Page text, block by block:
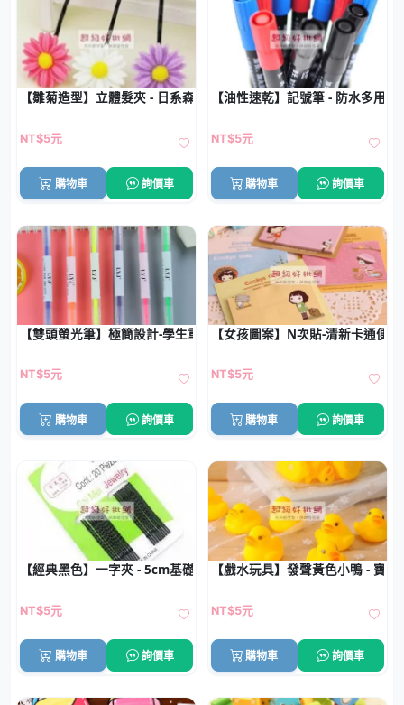
【雛菊造型】立體髮夾 - 日系森林風髮飾
NT$5元
購物車 詢價車
【油性速乾】記號筆 - 防水多用途
NT$5元
購物車 詢價車
【雙頭螢光筆】極簡設計-學生重點標記筆
NT$5元
購物車 詢價車
【女孩圖案】N次貼-清新卡通便
NT$5元
購物車 詢價車
【經典黑色】一字夾 - 5cm基礎髮夾
NT$5元
購物車 詢價車
【戲水玩具】發聲黃色小鴨 - 寶
NT$5元
購物車 詢價車